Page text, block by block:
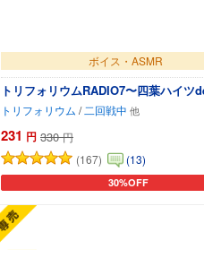
ボイス・ASMR
トリフォリウムRADIO7〜四葉ハイツ
トリフォリウム / 二回戦中
231 円 330 円
(167)
(13)
30%OFF
カートに追加